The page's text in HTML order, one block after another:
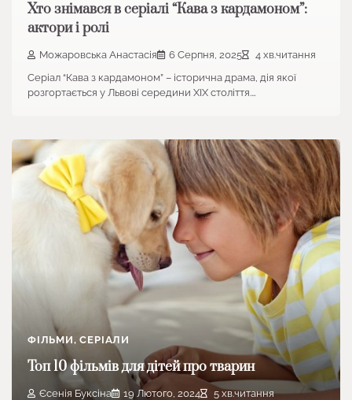
Хто знімався в серіалі “Кава з кардамоном”:
актори і ролі
Можаровська Анастасія 6 Серпня, 2025
4 хв.читання
Серіал “Кава з кардамоном” – історична драма, дія якої
розгортається у Львові середини XIX століття.…
ФІЛЬМИ, СЕРІАЛИ
Топ 10 фільмів для дітей про тварин
Єсенія Буксіна 19 Лютого, 2024 5 хв.читання